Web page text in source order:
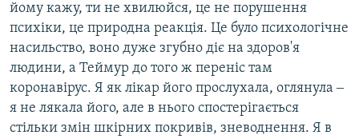
йому кажу, ти не хвилюйся, це не порушення
психіки, це природна реакція. Це було психологічне
насильство, воно дуже згубно діє на здоров'я
людини, а Теймур до того ж переніс там
коронавірус. Я як лікар його прослухала, оглянула ‒
я не лякала його, але в нього спостерігається
стільки змін шкірних покривів, зневоднення. Я в